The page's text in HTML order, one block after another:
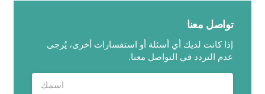
تواصل معنا
إذا كانت لديك أي أسئلة أو استفسارات أخرى، يُرجى
عدم التردد في التواصل معنا.